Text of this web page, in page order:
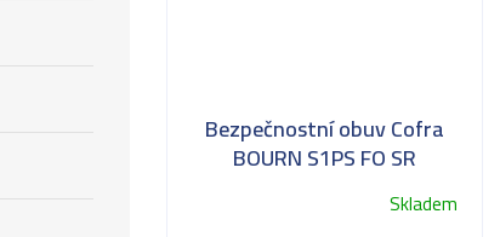
Bezpečnostní obuv Cofra
BOURN S1PS FO SR
Skladem